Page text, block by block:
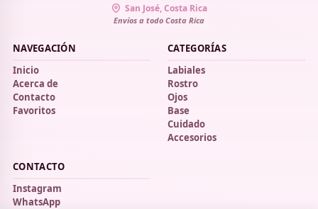
San José, Costa Rica
Envíos a todo Costa Rica
NAVEGACIÓN
Inicio
Acerca de
Contacto
Favoritos
CATEGORÍAS
Labiales
Rostro
Ojos
Base
Cuidado
Accesorios
CONTACTO
Instagram
WhatsApp